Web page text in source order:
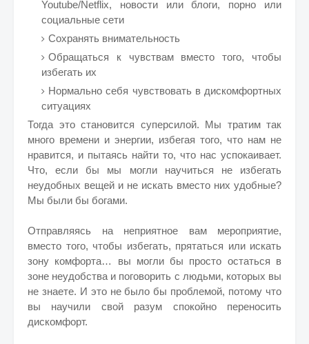
Youtube/Netflix, новости или блоги, порно или
социальные сети
Сохранять внимательность
Обращаться к чувствам вместо того, чтобы
избегать их
Нормально себя чувствовать в дискомфортных
ситуациях
Тогда это становится суперсилой. Мы тратим так
много времени и энергии, избегая того, что нам не
нравится, и пытаясь найти то, что нас успокаивает.
Что, если бы мы могли научиться не избегать
неудобных вещей и не искать вместо них удобные?
Мы были бы богами.
Отправляясь на неприятное вам мероприятие,
вместо того, чтобы избегать, прятаться или искать
зону комфорта… вы могли бы просто остаться в
зоне неудобства и поговорить с людьми, которых вы
не знаете. И это не было бы проблемой, потому что
вы научили свой разум спокойно переносить
дискомфорт.